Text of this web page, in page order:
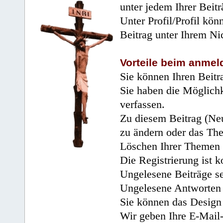
unter jedem Ihrer
Unter Profil/Profil
Beitrag unter Ihrem
Vorteile beim
Sie können Ihren
Sie haben die
verfassen.
Zu diesem Beitrag
zu ändern oder das
Löschen Ihrer
Die Registrierung ist
Ungelesene Beiträge
Ungelesene
Sie können das
Wir geben Ihre E-